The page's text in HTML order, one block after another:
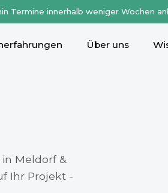
Termine innerhalb weniger Wochen
Über uns
Meldorf &
Ihr Projekt -